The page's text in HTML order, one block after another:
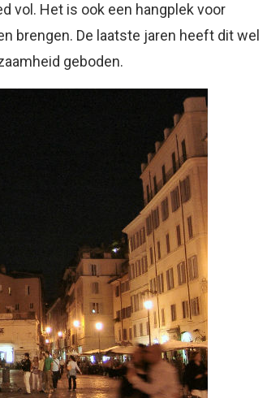
vol. Het is ook een hangplek voor
brengen. De laatste jaren heeft dit wel
geboden.